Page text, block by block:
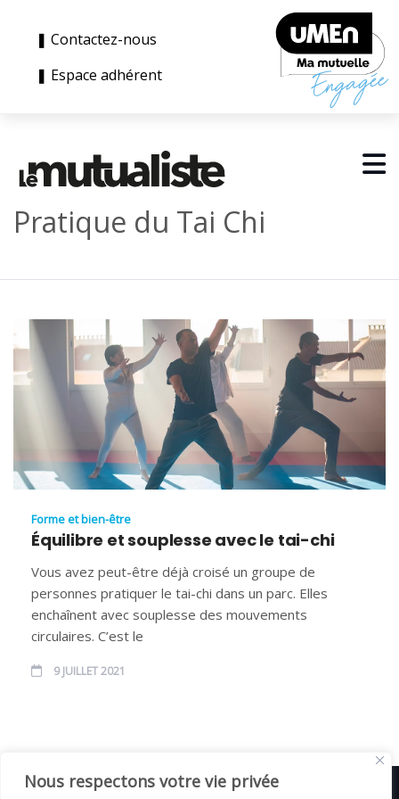
Nous respectons votre vie privée
❚ Contactez-nous
❚ Espace adhérent
Pratique du Tai Chi
Forme et bien-être
Équilibre et souplesse avec le tai-chi
Vous avez peut-être déjà croisé un groupe de
personnes pratiquer le tai-chi dans un parc. Elles
enchaînent avec souplesse des mouvements
circulaires. C’est le
9 JUILLET 2021